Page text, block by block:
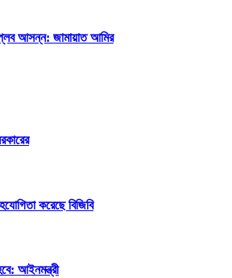
আসন্ন: জামায়াত আমির
করেছে বিজিবি
আইনমন্ত্রী